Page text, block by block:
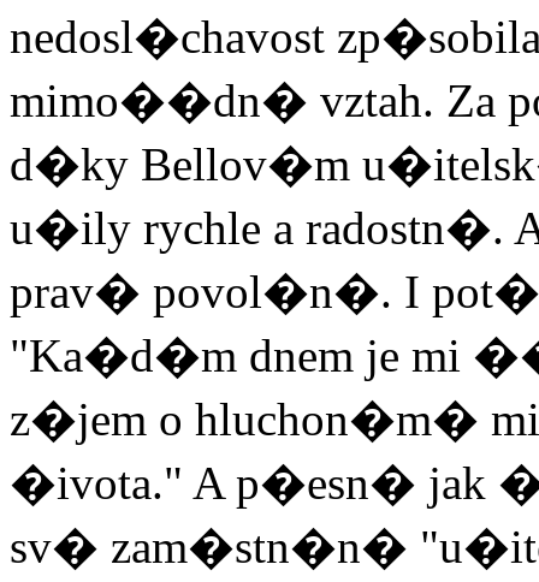
nedosl�chavost
mimo��dn� vztah. Za
d�ky Bellov�m
u�ily rychle a radostn�.
prav� povol�n�. I pot�,
"Ka�d�m dnem je
z�jem o hluchon�m�
�ivota." A p�esn� jak
sv� zam�stn�n�